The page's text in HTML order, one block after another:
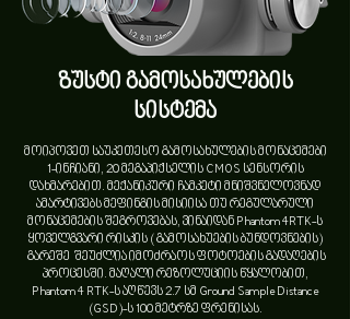
ზუსტი გამოსახულების
სისტემა
მოიპოვეთ საუკეთესო გამოსახულების მონაცემები
1-ინჩიანი, 20 მეგაპიქსელის CMOS სენსორის
დახმარებით. მექანიკური ჩამკეტი მნიშვნელოვნად
ამარტივებს მეფინგის მისიისა თუ რეგულარული
მონაცემების შეგროვებას, ვინაიდან Phantom 4RTK-ს
ყოველგვარი რისკის ( გამოსახუების ბუნდოვნების)
გარეშე შეუძლია იმოძრაოს ფოტოების გადაღების
პროცესში. მაღალი რეზოლუციის წყალობით,
Phantom 4 RTK-ს აღწევს 2.7 სმ Ground Sample Distance
(GSD)-ს 100 მეტრზე ფრენისას.